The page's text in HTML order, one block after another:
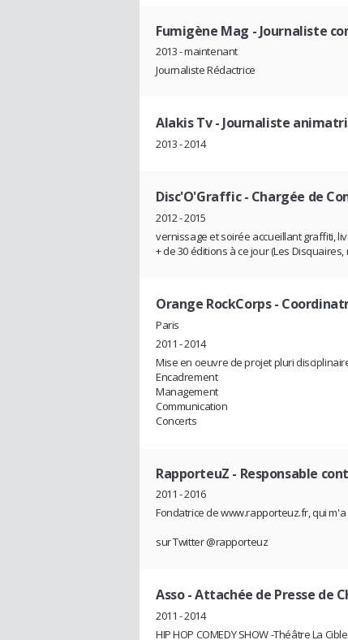
Fumigène Mag - Journaliste
2013 - maintenant
Journaliste Rédactrice
Alakis Tv- Journaliste
2013 - 2014
Disc'O'Graffic- Chargée de
2012 - 2015
vernissage et soirée accueillant graffiti,
+ de 30 éditions à ce jour (Les
Orange RockCorps-
Paris
2011 - 2014
Mise en oeuvre de projet pluri
Encadrement
Management
Communication
Concerts
RapporteuZ - Responsable
2011 - 2016
Fondatrice de www.rapporteuz.fr, qui
sur Twitter @rapporteuz
Asso- Attachée de Presse de
2011 - 2014
HIP HOP COMEDY SHOW -Théâtre La